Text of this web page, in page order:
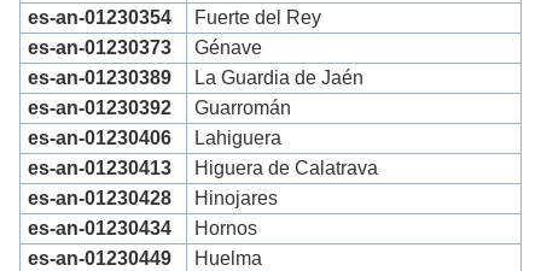
es-an-01230354
Fuerte del Rey
es-an-01230373
Génave
es-an-01230389
La Guardia de Jaén
es-an-01230392
Guarromán
es-an-01230406
Lahiguera
es-an-01230413
Higuera de Calatrava
es-an-01230428
Hinojares
es-an-01230434
Hornos
es-an-01230449
Huelma